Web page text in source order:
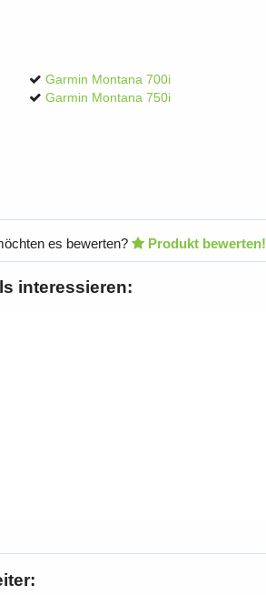
Garmin Montana 700i
Garmin Montana 750i
es bewerten? Produkt bewerten!
interessieren: